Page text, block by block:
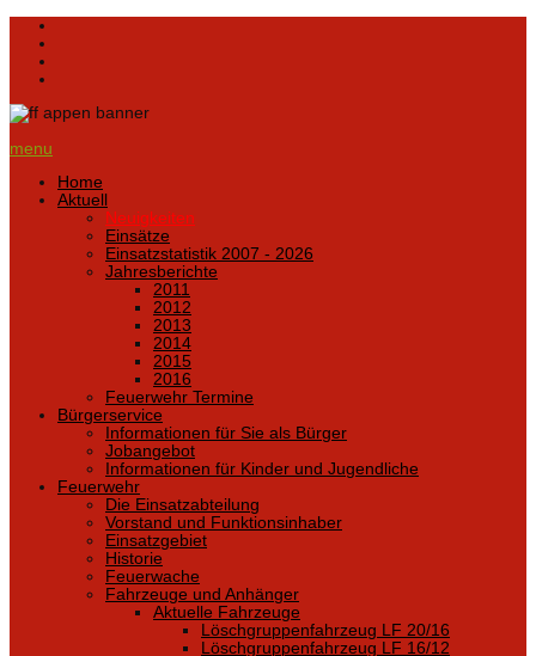
menu
Home
Aktuell
Neuigkeiten
Einsätze
Einsatzstatistik 2007 - 2026
Jahresberichte
2011
2012
2013
2014
2015
2016
Feuerwehr Termine
Bürgerservice
Informationen für Sie als Bürger
Jobangebot
Informationen für Kinder und Jugendliche
Feuerwehr
Die Einsatzabteilung
Vorstand und Funktionsinhaber
Einsatzgebiet
Historie
Feuerwache
Fahrzeuge und Anhänger
Aktuelle Fahrzeuge
Löschgruppenfahrzeug LF 20/16
Löschgruppenfahrzeug LF 16/12